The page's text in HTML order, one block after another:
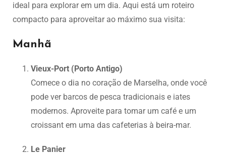
ideal para explorar em um dia. Aqui está um roteiro
compacto para aproveitar ao máximo sua visita:
Manhã
Vieux-Port (Porto Antigo)
Comece o dia no coração de Marselha, onde você
pode ver barcos de pesca tradicionais e iates
modernos. Aproveite para tomar um café e um
croissant em uma das cafeterias à beira-mar.
Le Panier